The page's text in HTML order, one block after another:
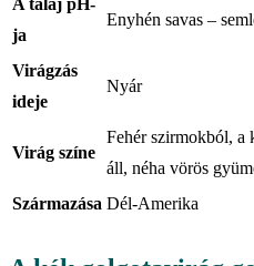
ja
Enyhén savas –
Virágzás
ideje
Nyár
Virág színe
Fehér szirmokból, a
áll, néha vörös
Származása Dél-Amerika